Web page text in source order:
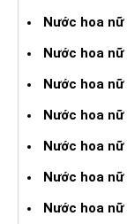
Nước hoa
Nước hoa
Nước hoa
Nước hoa nữ
Nước hoa
Nước hoa
Nước hoa nữ